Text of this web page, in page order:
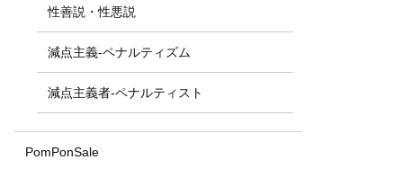
性善説・性悪説
減点主義-ペナルティズム
減点主義者-ペナルティスト
PomPonSale